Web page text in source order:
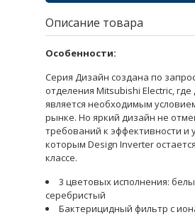
Описание товара
Особенности:
Серия Дизайн создана по
отделения Mitsubishi Electric,
является необходимым
рынке. Но яркий дизайн не
требований к эффективности
которым Design Inverter
классе.
3 цветовых исполнения:
серебристый
Бактерицидный фильтр с